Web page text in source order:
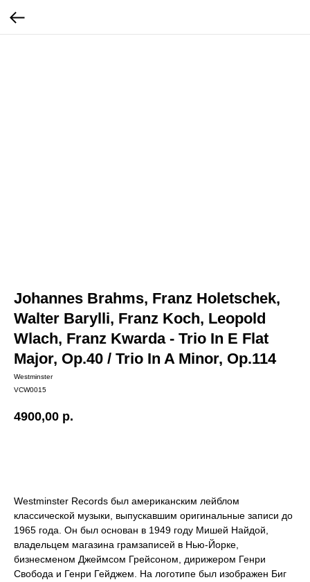
Johannes Brahms, Franz Holetschek,
Walter Barylli, Franz Koch, Leopold
Wlach, Franz Kwarda - Trio In E Flat
Major, Op.40 / Trio In A Minor, Op.114
Westminster
VCW0015
4900,00 р.
Westminster Records был американским лейблом
классической музыки, выпускавшим оригинальные записи до
1965 года. Он был основан в 1949 году Мишей Найдой,
владельцем магазина грамзаписей в Нью-Йорке,
бизнесменом Джеймсом Грейсоном, дирижером Генри
Свобода и Генри Гейджем. На логотипе был изображен Биг